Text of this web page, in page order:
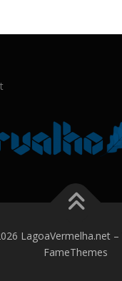
LagoaVermelha.net –
FameThemes